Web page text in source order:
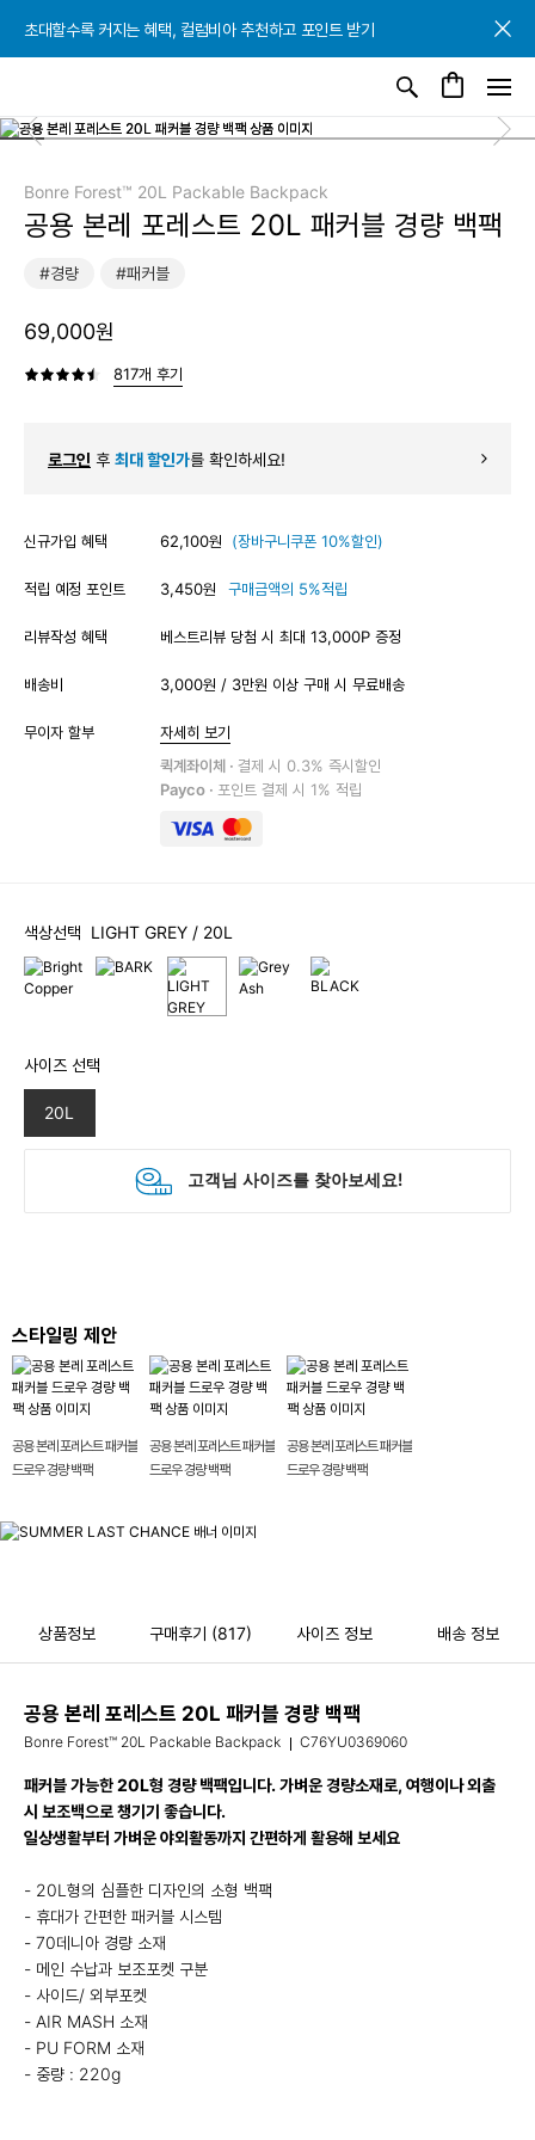
초대할수록 커지는 혜택, 컬럼비아 추천하고 포인트 받기
초대할수록 커지는 혜택, 컬럼비아 추천하고 포인트 받기
초대할수록 커지는 혜택, 컬럼비아 추천하고 포인트 받기
Bonre Forest™ 20L Packable Backpack
공용 본레 포레스트 20L 패커블 경량 백팩
#경량 #패커블
69,000원
817개 후기
로그인 후 최대 할인가를 확인하세요!
신규가입 혜택 62,100원 (장바구니쿠폰 10%할인)
적립 예정 포인트 3,450원 구매금액의 5%적립
리뷰작성 혜택 베스트리뷰 당첨 시 최대 13,000P 증정
배송비 3,000원 / 3만원 이상 구매 시 무료배송
무이자 할부
자세히 보기
퀵계좌이체 · 결제 시 0.3% 즉시할인
Payco · 포인트 결제 시 1% 적립
색상선택 LIGHT GREY / 20L
사이즈 선택
20L
스타일링 제안
공용 본레 포레스트 패커블
드로우 경량 백팩
공용 본레 포레스트 패커블
드로우 경량 백팩
공용 본레 포레스트 패커블
드로우 경량 백팩
상품정보 구매후기 (817) 사이즈 정보 배송 정보
공용 본레 포레스트 20L 패커블 경량 백팩
Bonre Forest™ 20L Packable Backpack C76YU0369060
패커블 가능한 20L형 경량 백팩입니다. 가벼운 경량소재로, 여행이나 외출
시 보조백으로 챙기기 좋습니다.
일상생활부터 가벼운 야외활동까지 간편하게 활용해 보세요
- 20L형의 심플한 디자인의 소형 백팩
- 휴대가 간편한 패커블 시스템
- 70데니아 경량 소재
- 메인 수납과 보조포켓 구분
- 사이드/ 외부포켓
- AIR MASH 소재
- PU FORM 소재
- 중량 : 220g